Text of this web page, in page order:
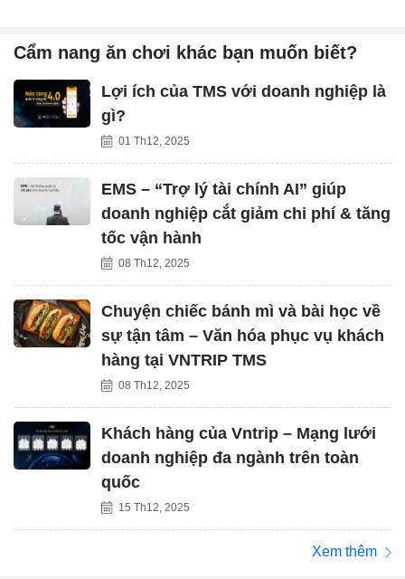
Cẩm nang ăn chơi khác bạn muốn biết?
Lợi ích của TMS với doanh nghiệp là
gì?
01 Th12, 2025
EMS – “Trợ lý tài chính AI” giúp
doanh nghiệp cắt giảm chi phí & tăng
tốc vận hành
08 Th12, 2025
Chuyện chiếc bánh mì và bài học về
sự tận tâm – Văn hóa phục vụ khách
hàng tại VNTRIP TMS
08 Th12, 2025
Khách hàng của Vntrip – Mạng lưới
doanh nghiệp đa ngành trên toàn
quốc
15 Th12, 2025
Xem thêm